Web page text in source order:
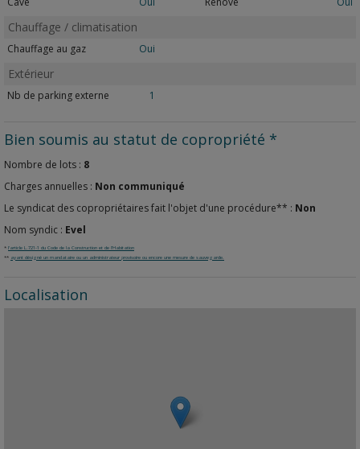
Chauffage / climatisation
Chauffage au gaz Oui
Extérieur
Nb de parking externe 1
Bien soumis au statut de copropriété *
Nombre de lots : 8
Charges annuelles : Non communiqué
Le syndicat des copropriétaires fait l'objet d'une procédure** : Non
Nom syndic : Evel
* l'article L.721-1 du Code de la Construction et de l'Habitation
** ayant désigné un mandataire ou un administrateur provisoire ou encore une mesure de sauvegarde.
Localisation